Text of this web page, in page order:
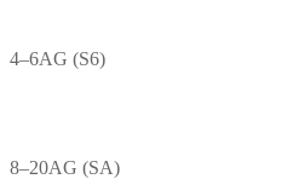
4–6AG (S6)
8–20AG (SA)